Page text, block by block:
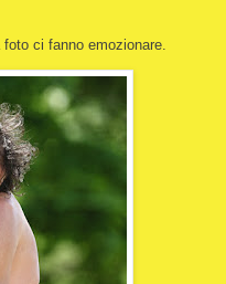
ci fanno emozionare.